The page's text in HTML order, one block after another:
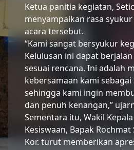
Ketua panitia kegiatan,
menyampaikan rasa
acara tersebut.
“Kami sangat bersyukur
Kelulusan ini dapat
sesuai rencana. Ini adalah
kebersamaan kami
sehingga kami ingin
dan penuh kenangan,”
Sementara itu, Wakil
Kesiswaan, Bapak Rochmat
Kor. turut memberikan